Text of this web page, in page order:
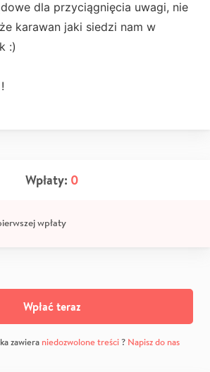
dla przyciągnięcia uwagi, nie
karawan jaki siedzi nam w
:)
Wpłaty: 0
wpłaty
Wpłać teraz
zawiera niedozwolone treści? Napisz do nas